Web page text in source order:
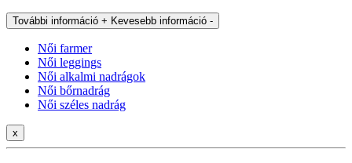
További információ + Kevesebb információ -
Női farmer
Női leggings
Női alkalmi nadrágok
Női bőrnadrág
Női széles nadrág
x